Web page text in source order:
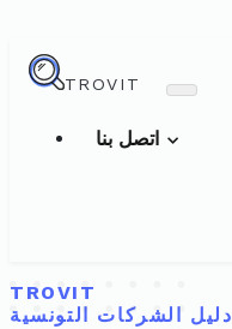
TROVIT
TROVIT
دليل الشركات التونسية